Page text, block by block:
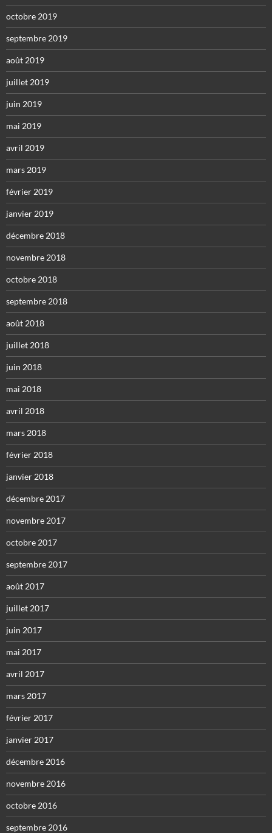
octobre 2019
septembre 2019
août 2019
juillet 2019
juin 2019
mai 2019
avril 2019
mars 2019
février 2019
janvier 2019
décembre 2018
novembre 2018
octobre 2018
septembre 2018
août 2018
juillet 2018
juin 2018
mai 2018
avril 2018
mars 2018
février 2018
janvier 2018
décembre 2017
novembre 2017
octobre 2017
septembre 2017
août 2017
juillet 2017
juin 2017
mai 2017
avril 2017
mars 2017
février 2017
janvier 2017
décembre 2016
novembre 2016
octobre 2016
septembre 2016